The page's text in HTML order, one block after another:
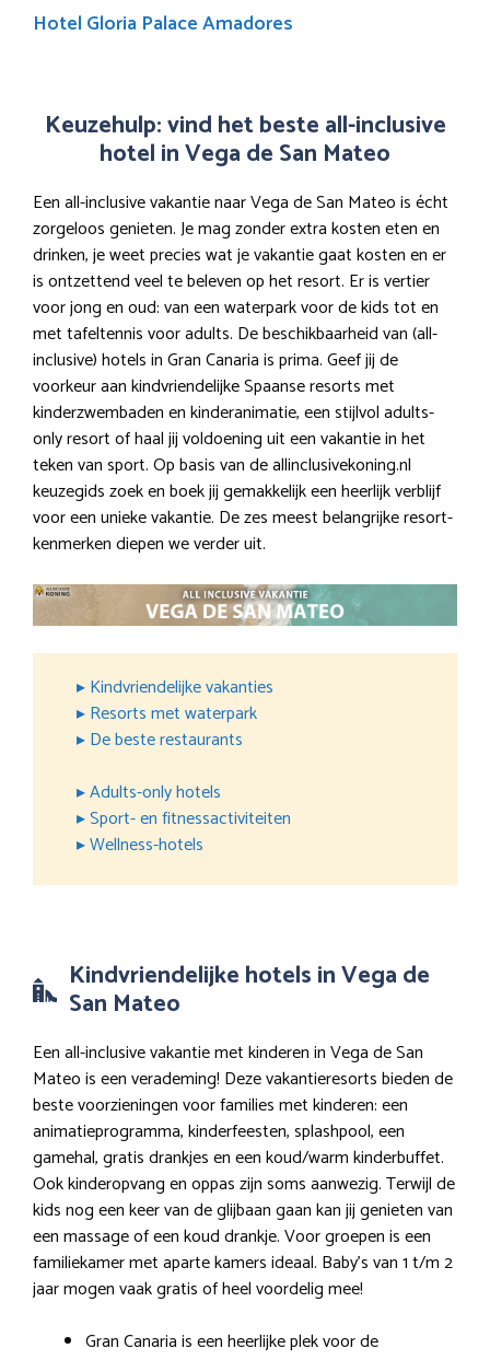
Hotel Gloria Palace Amadores
Keuzehulp: vind het beste all-inclusive
hotel in Vega de San Mateo
Een all-inclusive vakantie naar Vega de San Mateo is écht
zorgeloos genieten. Je mag zonder extra kosten eten en
drinken, je weet precies wat je vakantie gaat kosten en er
is ontzettend veel te beleven op het resort. Er is vertier
voor jong en oud: van een waterpark voor de kids tot en
met tafeltennis voor adults. De beschikbaarheid van (all-
inclusive) hotels in Gran Canaria is prima. Geef jij de
voorkeur aan kindvriendelijke Spaanse resorts met
kinderzwembaden en kinderanimatie, een stijlvol adults-
only resort of haal jij voldoening uit een vakantie in het
teken van sport. Op basis van de allinclusivekoning.nl
keuzegids zoek en boek jij gemakkelijk een heerlijk verblijf
voor een unieke vakantie. De zes meest belangrijke resort-
kenmerken diepen we verder uit.
▸ Kindvriendelijke vakanties
▸ Resorts met waterpark
▸ De beste restaurants
▸ Adults-only hotels
▸ Sport- en fitnessactiviteiten
▸ Wellness-hotels
Kindvriendelijke hotels in Vega de
San Mateo
Een all-inclusive vakantie met kinderen in Vega de San
Mateo is een verademing! Deze vakantieresorts bieden de
beste voorzieningen voor families met kinderen: een
animatieprogramma, kinderfeesten, splashpool, een
gamehal, gratis drankjes en een koud/warm kinderbuffet.
Ook kinderopvang en oppas zijn soms aanwezig. Terwijl de
kids nog een keer van de glijbaan gaan kan jij genieten van
een massage of een koud drankje. Voor groepen is een
familiekamer met aparte kamers ideaal. Baby’s van 1 t/m 2
jaar mogen vaak gratis of heel voordelig mee!
Gran Canaria is een heerlijke plek voor de